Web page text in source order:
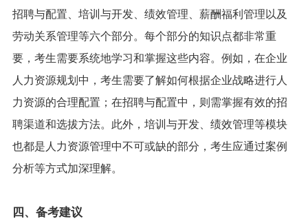
招聘与配置、培训与开发、绩效管理、薪酬福利管理以及
劳动关系管理等六个部分。每个部分的知识点都非常重
要，考生需要系统地学习和掌握这些内容。例如，在企业
人力资源规划中，考生需要了解如何根据企业战略进行人
力资源的合理配置；在招聘与配置中，则需掌握有效的招
聘渠道和选拔方法。此外，培训与开发、绩效管理等模块
也都是人力资源管理中不可或缺的部分，考生应通过案例
分析等方式加深理解。
四、备考建议